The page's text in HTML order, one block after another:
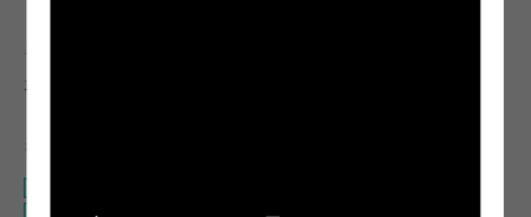
파비앙 메네곤
필요한 장비